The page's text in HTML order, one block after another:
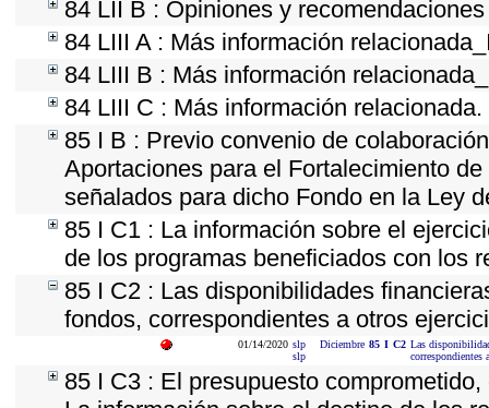
84 LII B : Opiniones y
84 LIII A : Más información
84 LIII B : Más información
84 LIII C : Más información
85 I B : Previo convenio de
Aportaciones para el Fortalecimiento
señalados para dicho Fondo en la Ley
85 I C1 : La información sobre el
de los programas beneficiados con los
85 I C2 : Las disponibilidades
fondos, correspondientes a otros
01/14/2020 slp
slp
Diciembre 85 I C2 Las
correspondientes
85 I C3 : El presupuesto